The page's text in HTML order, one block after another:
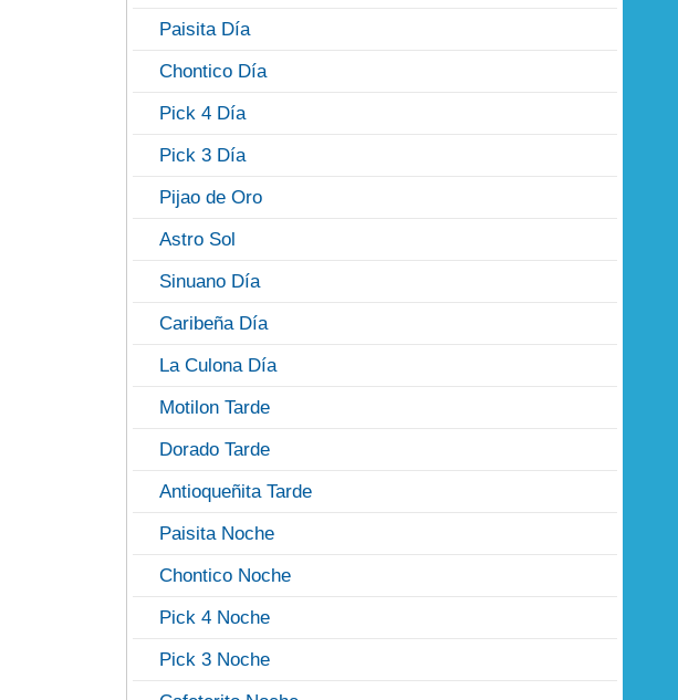
Paisita Día
Chontico Día
Pick 4 Día
Pick 3 Día
Pijao de Oro
Astro Sol
Sinuano Día
Caribeña Día
La Culona Día
Motilon Tarde
Dorado Tarde
Antioqueñita Tarde
Paisita Noche
Chontico Noche
Pick 4 Noche
Pick 3 Noche